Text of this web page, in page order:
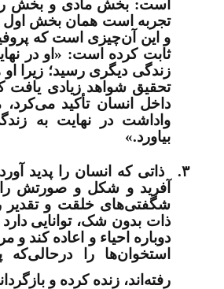
است: بخش مادی و بخش
تجربه است همان بخش
و این آن‌چیزی است که
ثابت کرده است: «او در
زندگی دیگری ‌رسید؛ زیرا
تحقیق شواهد زیادی یافت
داخل انسان تأکید
واداشت در نهایت به
بیاورد.»
۳.
ذاتی که انسان را پدید
آفرید و شکل و صورتش را
شگفتی‌های خلقت و تقدیر
ذات بدون شک، توانایی
دوباره احیاء و اعاده کند و
استخوان‌ها را
رفته‌اند، زنده کرده و